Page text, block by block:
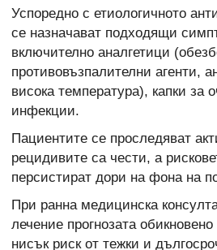
Успоредно с етиологичното
се назначават подходящи
включително аналгетици
противовъзпалителни агенти,
висока температура), капки за
инфекции.
Пациентите се проследяват
рецидивите са чести, а
персистират дори на фона на
При ранна медицинска
лечение прогнозата
нисък риск от тежки и